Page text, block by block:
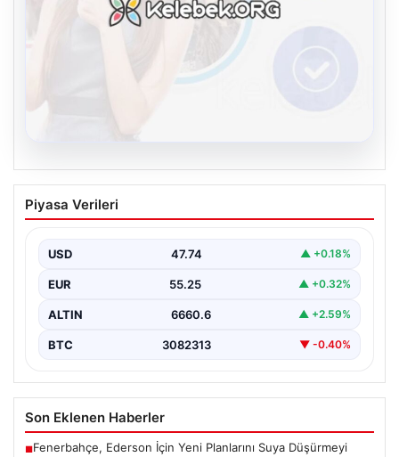
Kelebek sohbet platformu İle Dijital
İletişimin Seviyeli Adresi Ve Chat
İnternet dünyasında kullanıcıların güvenli bir şekilde
Günümüzde…
Piyasa Verileri
USD 47.74 ▲ +0.18%
EUR 55.25 ▲ +0.32%
ALTIN 6660.6 ▲ +2.59%
BTC 3082313 ▼ -0.40%
Son Eklenen Haberler
■Fenerbahçe, Ederson İçin Yeni Planlarını Suya Düşürmeyi